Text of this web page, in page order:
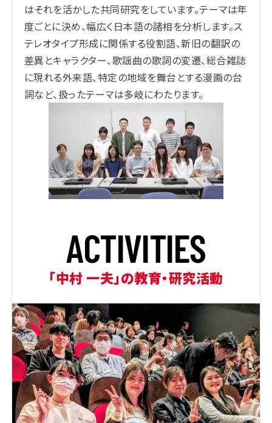
はそれを活かした共同研究をしています。テーマは年
度ごとに決め、幅広く日本語の諸相を分析します。ス
テレオタイプ形成に関係する役割語、新旧の翻訳の
差異とキャラクター、歌謡曲の歌詞の変遷、総合雑誌
に現れる外来語、特定の地域を舞台とする漫画の台
詞など、扱ったテーマは多岐にわたります。
ACTIVITIES
「中村 一夫」の教育・研究活動